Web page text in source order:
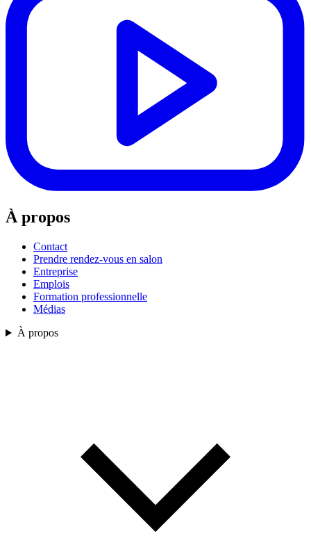
À propos
Contact
Prendre rendez-vous en salon
Entreprise
Emplois
Formation professionnelle
Médias
À propos